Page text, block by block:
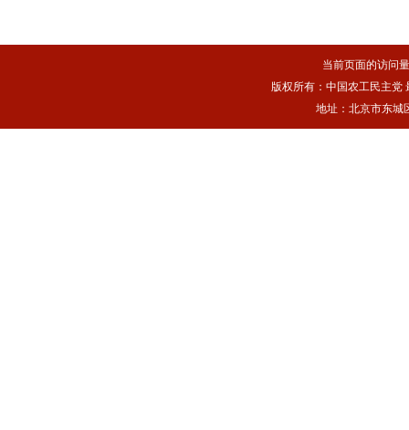
当前页面的访问
版权所有：中国农工民主党
地址：北京市东城